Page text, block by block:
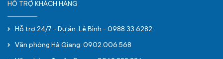
HỖ TRỢ KHÁCH HÀNG
Hỗ trợ 24/7 - Dự án: Lê Bình - 0988.33.6282
Văn phòng Hà Giang: 0902.006.568